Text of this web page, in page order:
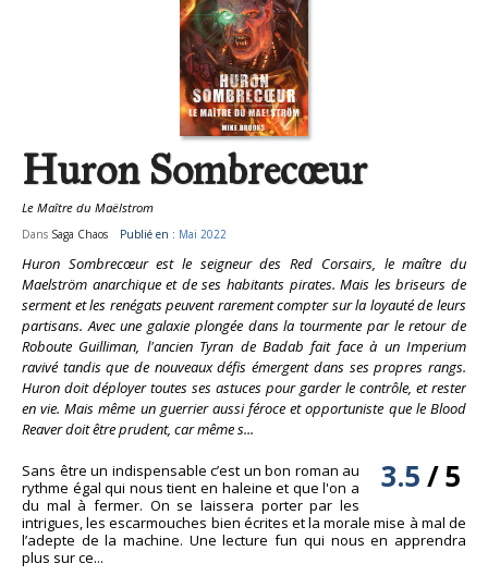
Huron Sombrecœur
Le Maître du Maëlstrom
Dans Saga Chaos Publié en : Mai 2022
Huron Sombrecœur est le seigneur des Red Corsairs, le maître du
Maelström anarchique et de ses habitants pirates. Mais les briseurs de
serment et les renégats peuvent rarement compter sur la loyauté de leurs
partisans. Avec une galaxie plongée dans la tourmente par le retour de
Roboute Guilliman, l'ancien Tyran de Badab fait face à un Imperium
ravivé tandis que de nouveaux défis émergent dans ses propres rangs.
Huron doit déployer toutes ses astuces pour garder le contrôle, et rester
en vie. Mais même un guerrier aussi féroce et opportuniste que le Blood
Reaver doit être prudent, car même s...
3.5/5
Sans être un indispensable c’est un bon roman au
rythme égal qui nous tient en haleine et que l'on a
du mal à fermer. On se laissera porter par les
intrigues, les escarmouches bien écrites et la morale mise à mal de
l’adepte de la machine. Une lecture fun qui nous en apprendra
plus sur ce...